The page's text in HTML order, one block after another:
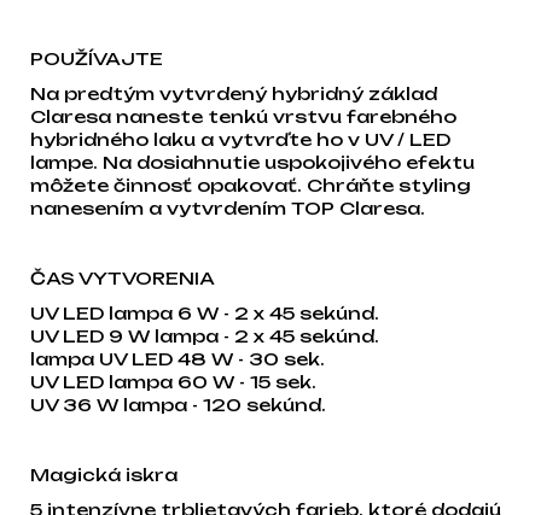
POUŽÍVAJTE
Na predtým vytvrdený hybridný základ
Claresa naneste tenkú vrstvu farebného
hybridného laku a vytvrďte ho v UV / LED
lampe. Na dosiahnutie uspokojivého efektu
môžete činnosť opakovať. Chráňte styling
nanesením a vytvrdením TOP Claresa.
ČAS VYTVORENIA
UV LED lampa 6 W - 2 x 45 sekúnd.
UV LED 9 W lampa - 2 x 45 sekúnd.
lampa UV LED 48 W - 30 sek.
UV LED lampa 60 W - 15 sek.
UV 36 W lampa - 120 sekúnd.
Magická iskra
5 intenzívne trblietavých farieb, ktoré dodajú